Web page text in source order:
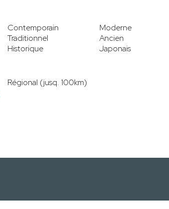
Contemporain
Moderne
Traditionnel
Ancien
Historique
Japonais
Régional (jusq. 100km)